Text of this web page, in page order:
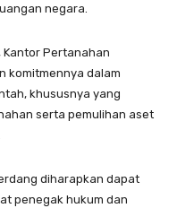
negara.
Pertanahan
komitmennya dalam
khususnya yang
serta pemulihan aset
diharapkan dapat
penegak hukum dan